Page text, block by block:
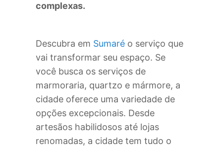
complexas.
Descubra em Sumaré o serviço que
vai transformar seu espaço. Se
você busca os serviços de
marmoraria, quartzo e mármore, a
cidade oferece uma variedade de
opções excepcionais. Desde
artesãos habilidosos até lojas
renomadas, a cidade tem tudo o